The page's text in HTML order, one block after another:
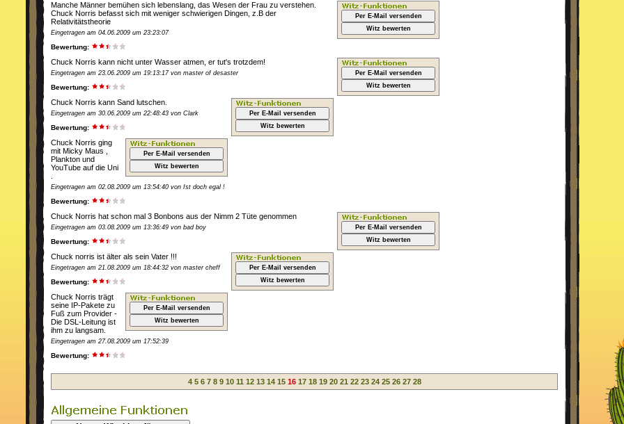
Per E-Mail versenden
Witz bewerten
Manche Männer bemühen sich lebenslang, das Wesen der Frau zu verstehen.
Chuck Norris befasst sich mit weniger schwierigen Dingen, z.B der
Relativitätstheorie
Eingetragen am 04.06.2009 um 23:23:07
Bewertung:
Per E-Mail versenden
Witz bewerten
Chuck Norris kann nicht unter Wasser atmen, er tut's trotzdem!
Eingetragen am 23.06.2009 um 19:13:17 von master of desaster
Bewertung:
Per E-Mail versenden
Witz bewerten
Chuck Norris kann Sand lutschen.
Eingetragen am 30.06.2009 um 22:48:43 von Clark
Bewertung:
Per E-Mail versenden
Witz bewerten
Chuck Norris ging
mit Micky Maus ,
Plankton und
YouTube auf die Uni
Eingetragen am 02.08.2009 um 13:54:40 von Ist doch egal !
Bewertung:
Per E-Mail versenden
Witz bewerten
Chuck Norris hat schon mal 3 Bonbons aus der Nimm 2 Tüte genommen
Eingetragen am 03.08.2009 um 13:36:49 von bad boy
Bewertung:
Per E-Mail versenden
Witz bewerten
Chuck norris ist älter als sein Vater !!!
Eingetragen am 21.08.2009 um 18:44:32 von master cheff
Bewertung:
Per E-Mail versenden
Witz bewerten
Chuck Norris trägt
seine IP-Pakete zu
Fuß zum Provider -
Die DSL-Leitung ist
ihm zu langsam.
Eingetragen am 27.08.2009 um 17:52:39
Bewertung:
4 5 6 7 8 9 10 11 12 13 14 15 16 17 18 19 20 21 22 23 24 25 26 27 28